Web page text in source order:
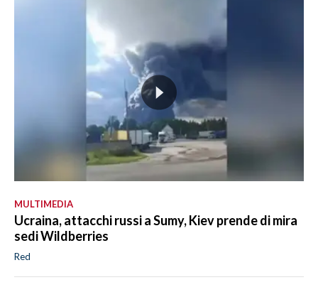
MULTIMEDIA
Ucraina, attacchi russi a Sumy, Kiev prende di mira
sedi Wildberries
Red